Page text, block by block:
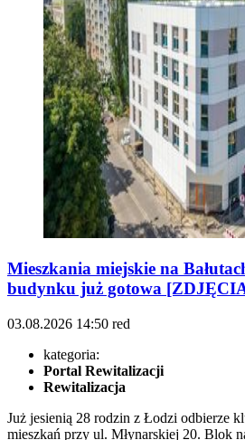
Mieszkania miejskie na
budynku już gotowa
03.08.2026 14:50 red
kategoria:
Portal Rewitalizacji
Rewitalizacja
Już jesienią 28 rodzin z Łodzi odbierze
mieszkań przy ul. Młynarskiej 20. Blok